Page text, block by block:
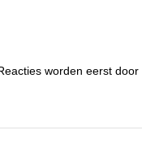
worden eerst